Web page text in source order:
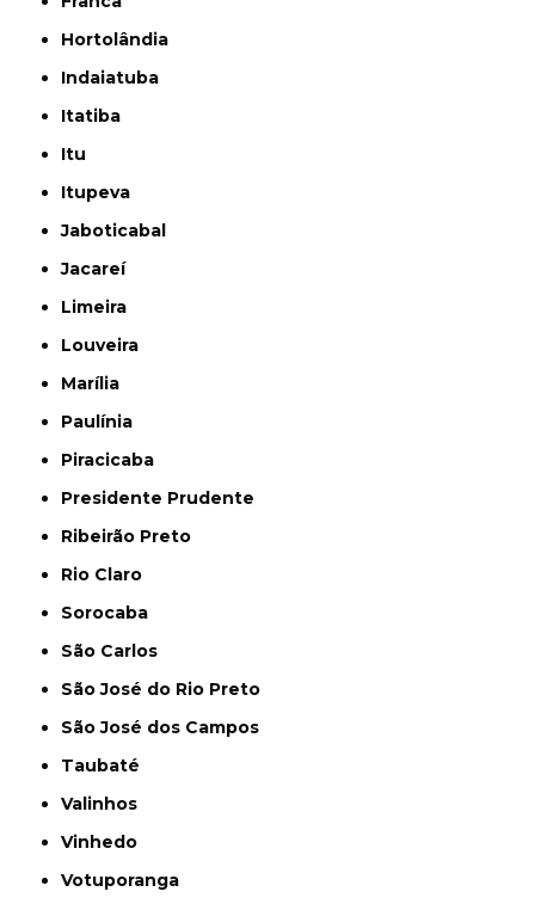
Hortolândia
Indaiatuba
Itatiba
Itu
Itupeva
Jaboticabal
Jacareí
Limeira
Louveira
Marília
Paulínia
Piracicaba
Presidente Prudente
Ribeirão Preto
Rio Claro
Sorocaba
São Carlos
São José do Rio Preto
São José dos Campos
Taubaté
Valinhos
Vinhedo
Votuporanga